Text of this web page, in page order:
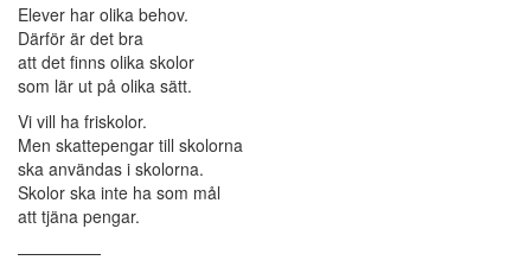
Elever har olika behov.
Därför är det bra
att det finns olika skolor
som lär ut på olika sätt.
Vi vill ha friskolor.
Men skattepengar till skolorna
ska användas i skolorna.
Skolor ska inte ha som mål
att tjäna pengar.
—————